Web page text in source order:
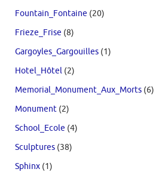
Fountain_Fontaine (20)
Frieze_Frise (8)
Gargoyles_Gargouilles (1)
Hotel_Hôtel (2)
Memorial_Monument_Aux_Morts (6)
Monument (2)
School_Ecole (4)
Sculptures (38)
Sphinx (1)